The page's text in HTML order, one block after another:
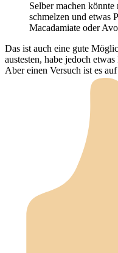
Selber machen
schmelzen und etwas
Macadamiate oder
Das ist auch eine gute
austesten, habe jedoch
Aber einen Versuch ist es